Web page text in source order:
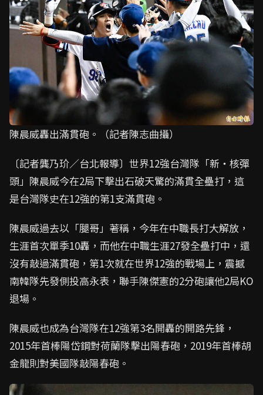
陳晨威轟出滿貫砲。（記者陳志曲攝）
〔記者龔乃玠／台北報導〕世界12強台灣隊「新・核彈
頭」陳晨威今在2局下擊出石破天驚的滿貫全壘打，這
是台灣隊史在12強的第1支滿貫砲。
陳晨威過去以「腿哥」著稱，今年在中職長打大解放，
生涯首次單季10轟，而他在中職生涯27發全壘打中，還
沒有敲過滿貫砲，第1次就在世界12強的戰場上，震撼
南韓隊先發側投高永表，聯手陳傑憲的2分砲讓他2局KO
退場。
陳晨威也成為台灣隊在12強第3名開轟的開路先鋒，
2015年首棒陽岱鋼對荷蘭隊擊出陽春砲，2019年首棒胡
金龍則對美國隊敲陽春砲。